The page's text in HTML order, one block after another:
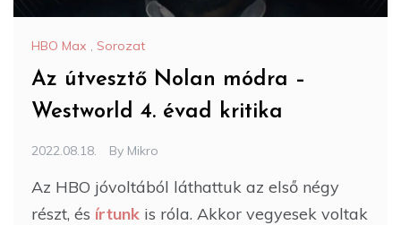
HBO Max Sorozat
Az útvesztő Nolan módra –
Westworld 4. évad kritika
2022.08.18. By Mikro
Az HBO jóvoltából láthattuk az első négy
részt, és írtunk is róla. Akkor vegyesek voltak